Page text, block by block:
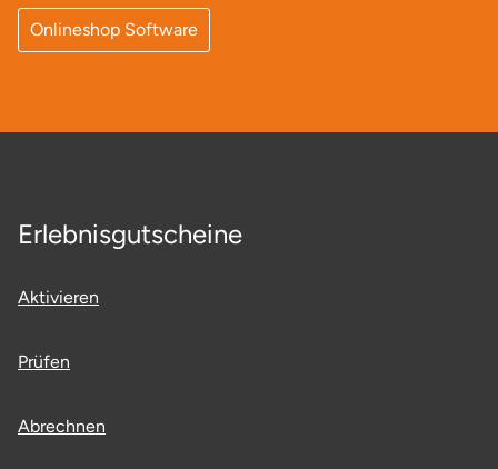
Onlineshop Software
Erlebnisgutscheine
Aktivieren
Prüfen
Abrechnen
Oder-Spree
Ostprignitz-Ruppin
Oy-Mittelberg